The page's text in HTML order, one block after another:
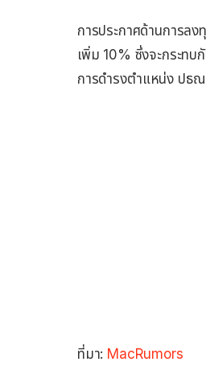
การประกาศด้านการล
เพิ่ม 10% ซึ่งจะกระทบ
การดำรงตำแหน่ง ปธ
ที่มา: MacRumors